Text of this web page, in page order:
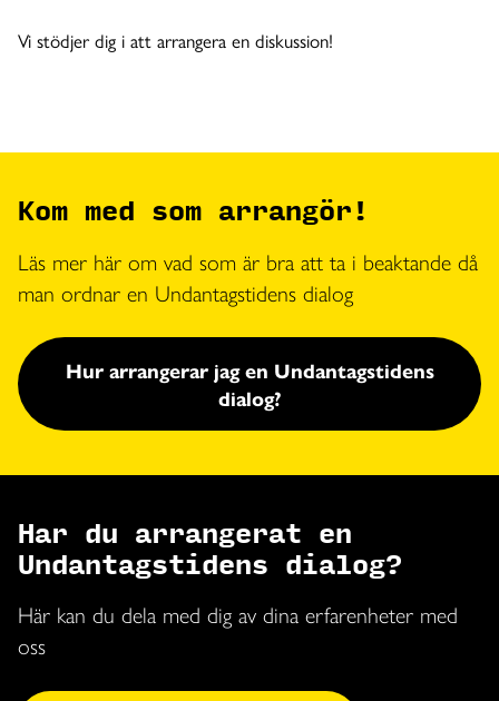
Vi stödjer dig i att arrangera en diskussion!
Kom med som arrangör!
Läs mer här om vad som är bra att ta i beaktande då
man ordnar en Undantagstidens dialog
Hur arrangerar jag en Undantagstidens
dialog?
Har du arrangerat en
Undantagstidens dialog?
Här kan du dela med dig av dina erfarenheter med
oss